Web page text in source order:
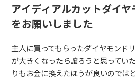
アイディアルカットダイ
をお願いしました
主人に買ってもらったダイヤモンド
が大きくなったら譲ろうと思ってい
りもお金に換えたほうが良いのでは